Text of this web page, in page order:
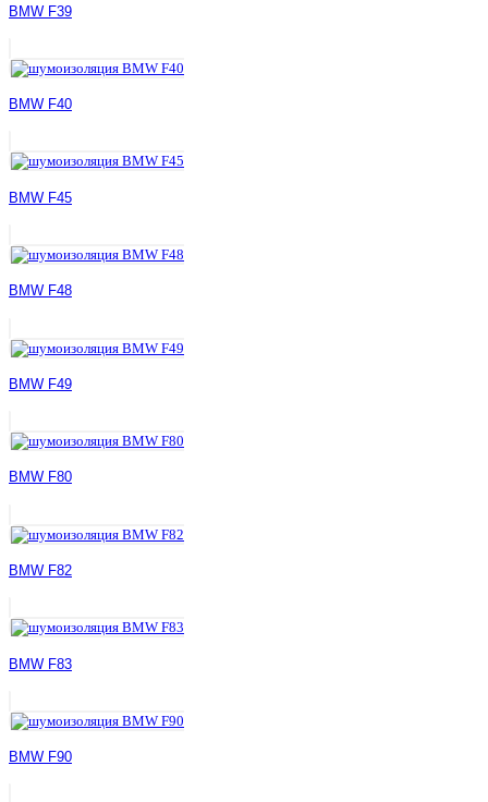
BMW F39
BMW F40
BMW F45
BMW F48
BMW F49
BMW F80
BMW F82
BMW F83
BMW F90